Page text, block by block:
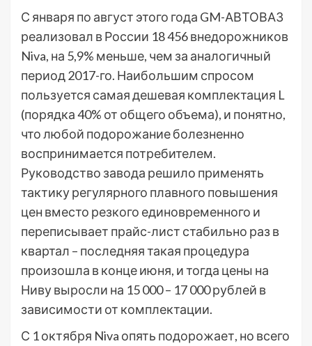
С января по август этого года GM-АВТОВАЗ
реализовал в России 18 456 внедорожников
Niva, на 5,9% меньше, чем за аналогичный
период 2017-го. Наибольшим спросом
пользуется самая дешевая комплектация L
(порядка 40% от общего объема), и понятно,
что любой подорожание болезненно
воспринимается потребителем.
Руководство завода решило применять
тактику регулярного плавного повышения
цен вместо резкого единовременного и
переписывает прайс-лист стабильно раз в
квартал – последняя такая процедура
произошла в конце июня, и тогда цены на
Ниву выросли на 15 000 – 17 000 рублей в
зависимости от комплектации.
С 1 октября Niva опять подорожает, но всего